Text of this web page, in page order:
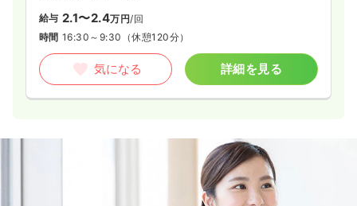
給与 2.1〜2.4万円/回
時間 16:30～9:30 （休憩120分）
気になる 詳細を見る